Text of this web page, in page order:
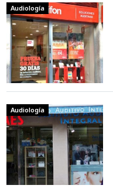
Audiología
Audiología